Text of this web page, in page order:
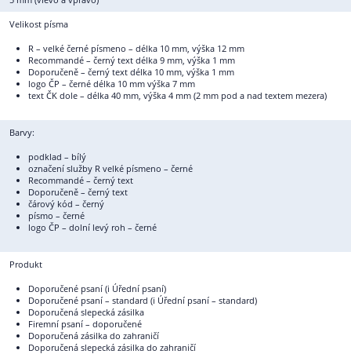
Velikost písma
R – velké černé písmeno – délka 10 mm, výška 12 mm
Recommandé – černý text délka 9 mm, výška 1 mm
Doporučeně – černý text délka 10 mm, výška 1 mm
logo ČP – černé délka 10 mm výška 7 mm
text ČK dole – délka 40 mm, výška 4 mm (2 mm pod a nad textem mezera)
Barvy:
podklad – bílý
označení služby R velké písmeno – černé
Recommandé – černý text
Doporučeně – černý text
čárový kód – černý
písmo – černé
logo ČP – dolní levý roh – černé
Produkt
Doporučené psaní (i Úřední psaní)
Doporučené psaní – standard (i Úřední psaní – standard)
Doporučená slepecká zásilka
Firemní psaní – doporučené
Doporučená zásilka do zahraničí
Doporučená slepecká zásilka do zahraničí